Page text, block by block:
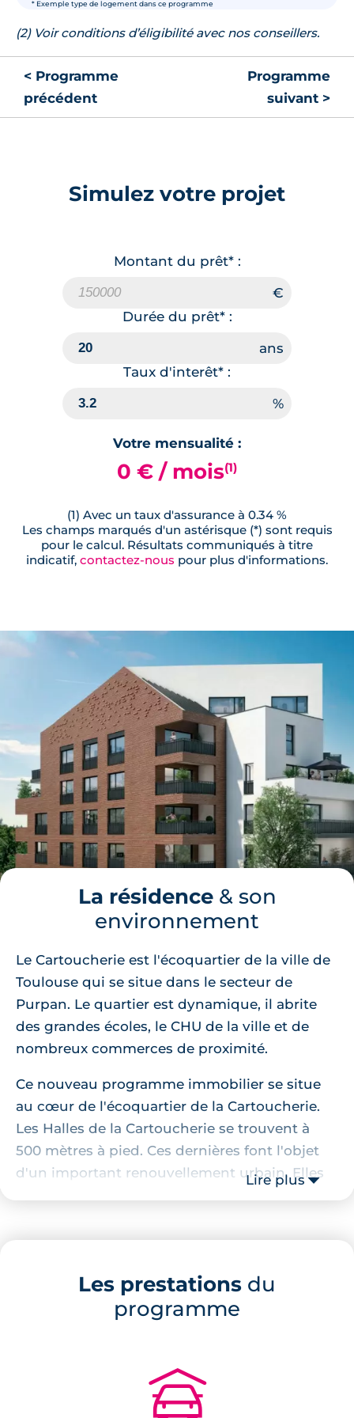
* Exemple type de logement dans ce programme
(2) Voir conditions d’éligibilité avec nos conseillers.
< Programme
précédent
Programme
suivant >
Simulez votre projet
Montant du prêt* :
Durée du prêt* :
Taux d'interêt* :
Votre mensualité :
0 € / mois(1)
(1) Avec un taux d'assurance à 0.34 %
Les champs marqués d'un astérisque (*) sont requis
pour le calcul. Résultats communiqués à titre
indicatif, contactez-nous pour plus d'informations.
La résidence& son
environnement
Le Cartoucherie est l'écoquartier de la ville de
Toulouse qui se situe dans le secteur de
Purpan. Le quartier est dynamique, il abrite
des grandes écoles, le CHU de la ville et de
nombreux commerces de proximité.
Ce nouveau programme immobilier se situe
au cœur de l'écoquartier de la Cartoucherie.
Les Halles de la Cartoucherie se trouvent à
500 mètres à pied. Ces dernières font l'objet
d'un important renouvellement urbain. Elles
jeunes entreprises telles que des start-ups. La
minutes à pieds et l'entrée du Jardin du Barry
est à 500 mètres.
Ce programme immobilier à Purpan
regroupement de 10 bâtiments comptant au
Lire plus
Les prestations du
programme
🚗